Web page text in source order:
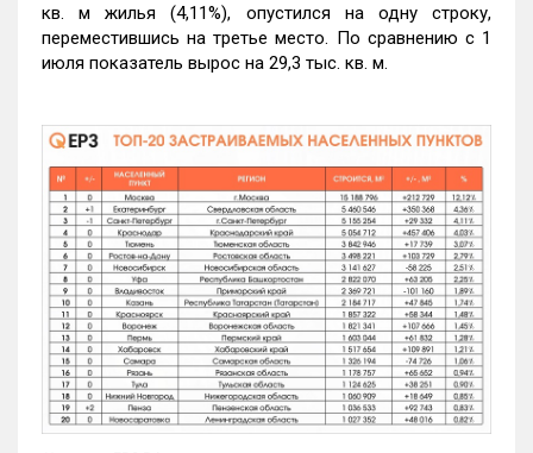
кв. м жилья (4,11%), опустился на одну строку,
переместившись на третье место. По сравнению с 1
июля показатель вырос на 29,3 тыс. кв. м.